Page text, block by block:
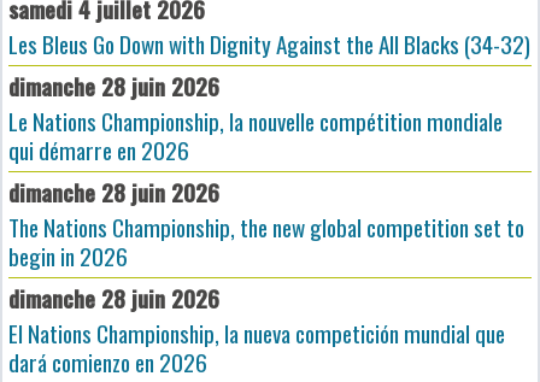
samedi 4 juillet 2026
Les Bleus Go Down with Dignity Against the All Blacks (34-32)
dimanche 28 juin 2026
Le Nations Championship, la nouvelle compétition mondiale
qui démarre en 2026
dimanche 28 juin 2026
The Nations Championship, the new global competition set to
begin in 2026
dimanche 28 juin 2026
El Nations Championship, la nueva competición mundial que
dará comienzo en 2026